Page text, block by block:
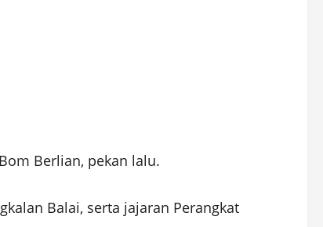
Berlian, pekan lalu.
Balai, serta jajaran Perangkat